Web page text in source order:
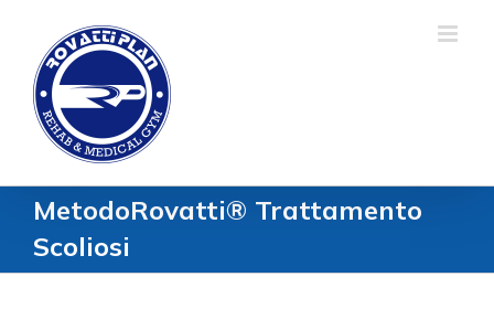
contenuto
MetodoRovatti® Trattamento
Scoliosi